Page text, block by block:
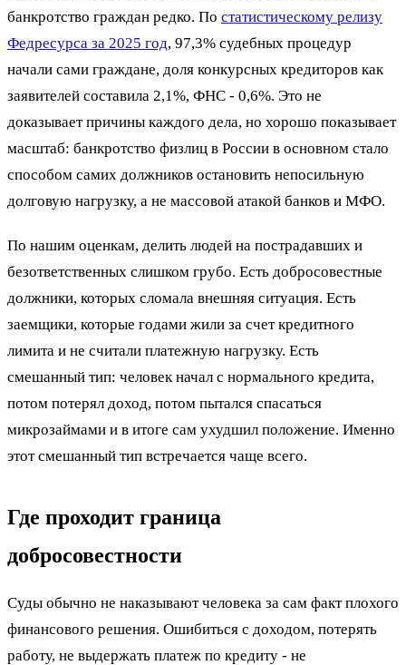
банкротство граждан редко. По статистическому релизу
Федресурса за 2025 год, 97,3% судебных процедур
начали сами граждане, доля конкурсных кредиторов как
заявителей составила 2,1%, ФНС - 0,6%. Это не
доказывает причины каждого дела, но хорошо показывает
масштаб: банкротство физлиц в России в основном стало
способом самих должников остановить непосильную
долговую нагрузку, а не массовой атакой банков и МФО.
По нашим оценкам, делить людей на пострадавших и
безответственных слишком грубо. Есть добросовестные
должники, которых сломала внешняя ситуация. Есть
заемщики, которые годами жили за счет кредитного
лимита и не считали платежную нагрузку. Есть
смешанный тип: человек начал с нормального кредита,
потом потерял доход, потом пытался спасаться
микрозаймами и в итоге сам ухудшил положение. Именно
этот смешанный тип встречается чаще всего.
Где проходит граница
добросовестности
Суды обычно не наказывают человека за сам факт плохого
финансового решения. Ошибиться с доходом, потерять
работу, не выдержать платеж по кредиту - не